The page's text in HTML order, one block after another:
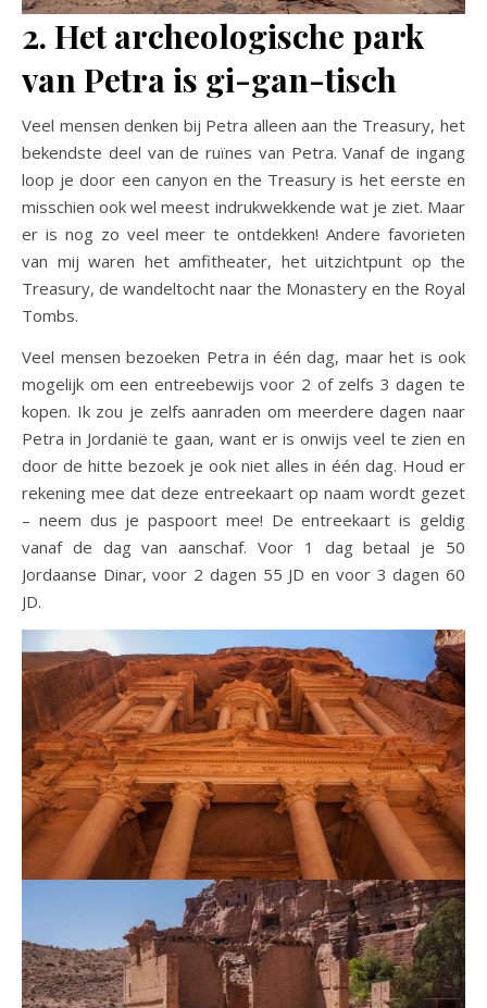
2. Het archeologische park
van Petra is gi-gan-tisch
Veel mensen denken bij Petra alleen aan the Treasury, het
bekendste deel van de ruïnes van Petra. Vanaf de ingang
loop je door een canyon en the Treasury is het eerste en
misschien ook wel meest indrukwekkende wat je ziet. Maar
er is nog zo veel meer te ontdekken! Andere favorieten
van mij waren het amfitheater, het uitzichtpunt op the
Treasury, de wandeltocht naar the Monastery en the Royal
Tombs.
Veel mensen bezoeken Petra in één dag, maar het is ook
mogelijk om een entreebewijs voor 2 of zelfs 3 dagen te
kopen. Ik zou je zelfs aanraden om meerdere dagen naar
Petra in Jordanië te gaan, want er is onwijs veel te zien en
door de hitte bezoek je ook niet alles in één dag. Houd er
rekening mee dat deze entreekaart op naam wordt gezet
– neem dus je paspoort mee! De entreekaart is geldig
vanaf de dag van aanschaf. Voor 1 dag betaal je 50
Jordaanse Dinar, voor 2 dagen 55 JD en voor 3 dagen 60
JD.